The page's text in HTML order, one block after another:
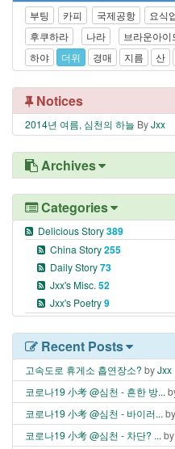
부팅 카피 국제공항 요식
후쿠하라
나라 브라운아이
하야
더위 경매 지름 산
Notices
2014년 여름, 심천의 하늘 ByJxx
Archives
Categories
Delicious Story389
China Story255
Daily Story73
Jxx's Misc. 52
Jxx's Poetry9
Recent Posts
고속도로 휴게소 흡연장소? byJxx
코로나19 小考 @심천 - 흔한 방...
코로나19 小考 @심천 - 바이러... by
코로나19 小考 @심천 - 차단? ... by